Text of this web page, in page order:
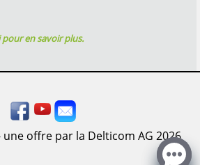
Inscription partenaire de
pour en savoir plus.
offre par la Delticom AG 2026